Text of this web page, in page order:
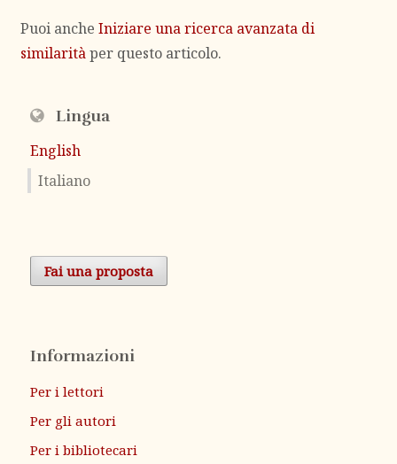
Puoi anche Iniziare una ricerca avanzata di
similaritàper questo articolo.
Lingua
English
Italiano
Fai una proposta
Informazioni
Per i lettori
Per gli autori
Per i bibliotecari